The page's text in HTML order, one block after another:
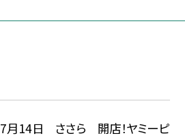
7月14日 ささら 開店！ヤミーピ